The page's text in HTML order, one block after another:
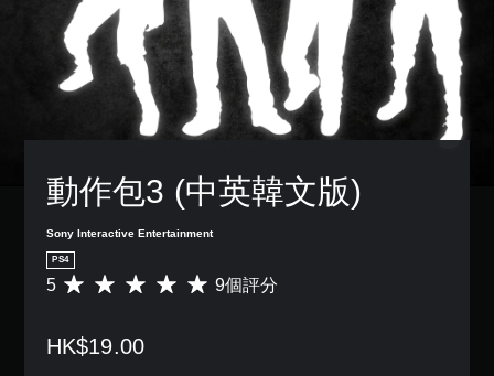
動作包3 (中英韓文版)
Sony Interactive Entertainment
PS4
平
分
5 9個評分
HK$19.00